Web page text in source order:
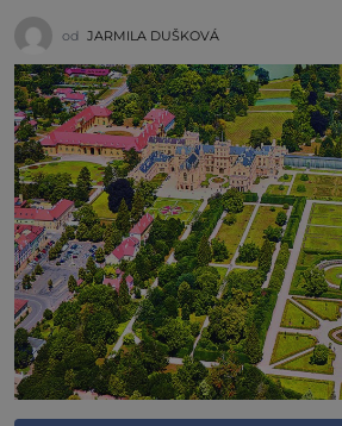
od JARMILA DUŠKOVÁ